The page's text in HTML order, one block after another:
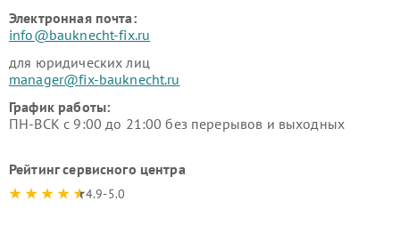
Электронная почта:
info@bauknecht-fix.ru
для юридических лиц
manager@fix-bauknecht.ru
График работы:
ПН-ВСК с 9:00 до 21:00 без перерывов и выходных
Рейтинг сервисного центра
4.9-5.0